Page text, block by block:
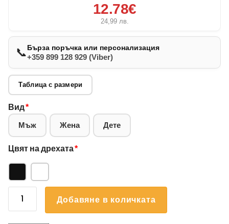
12.78€
24,99 лв.
📞Бърза поръчка или персонализация
+359 899 128 929 (Viber)
Таблица с размери
Вид*
Мъж Жена Дете
Цвят на дрехата*
количество
Добавяне в количката